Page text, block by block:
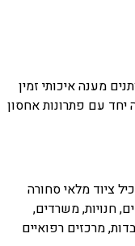
מענה איכותי זמין
יחד עם פתרונות אחסון
ציוד מלאי סחורה
חנויות, משרדים,
מרכזים רפואיים